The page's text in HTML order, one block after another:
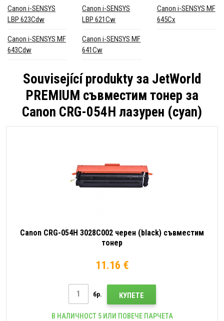
Canon i-SENSYS
LBP 623Cdw
Canon i-SENSYS
LBP 621Cw
Canon i-SENSYS MF
645Cx
Canon i-SENSYS MF
643Cdw
Canon i-SENSYS MF
641Cw
Související produkty за JetWorld
PREMIUM съвместим тонер за
Canon CRG-054H лазурен (cyan)
Canon CRG-054H 3028C002 черен (black) съвместим
тонер
11.16 €
бр. КУПЕТЕ
В НАЛИЧНОСТ 5 ИЛИ ПОВЕЧЕ ПАРЧЕТА